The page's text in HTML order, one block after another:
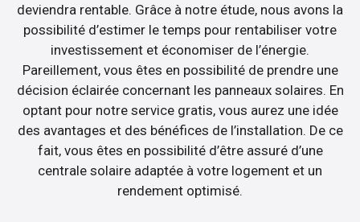
deviendra rentable. Grâce à notre étude, nous avons la
possibilité d’estimer le temps pour rentabiliser votre
investissement et économiser de l’énergie.
Pareillement, vous êtes en possibilité de prendre une
décision éclairée concernant les panneaux solaires. En
optant pour notre service gratis, vous aurez une idée
des avantages et des bénéfices de l’installation. De ce
fait, vous êtes en possibilité d’être assuré d’une
centrale solaire adaptée à votre logement et un
rendement optimisé.